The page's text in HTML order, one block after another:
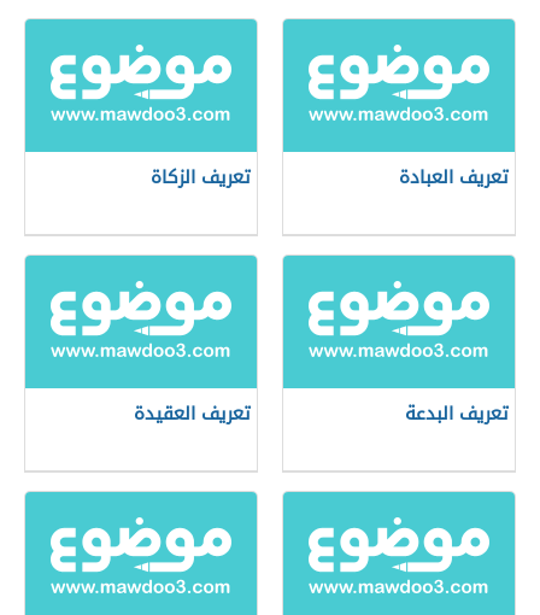
تعريف العبادة تعريف الزكاة
تعريف البدعة تعريف العقيدة